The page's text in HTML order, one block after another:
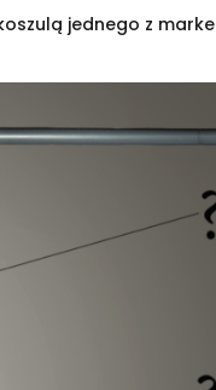
jednego z